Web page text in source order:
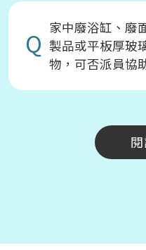
Q 家中廢浴缸、廢
製品或平板厚玻
物，可否派員協